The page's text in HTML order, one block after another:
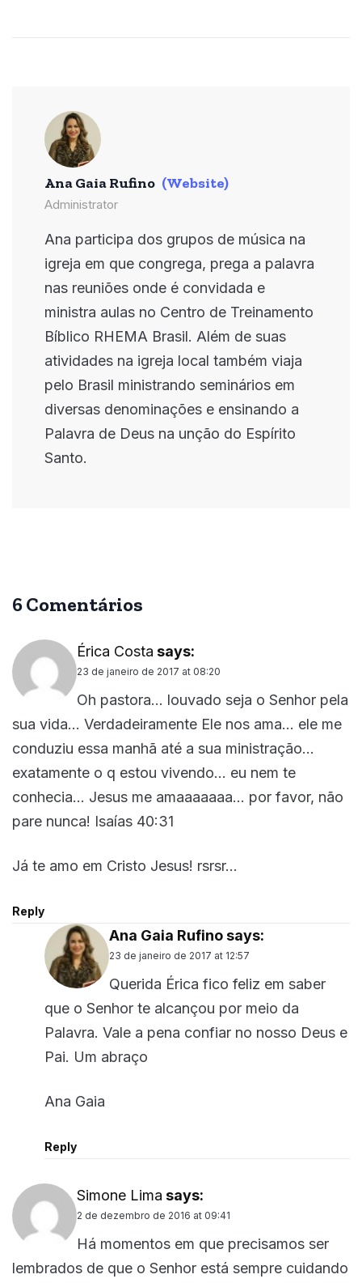
Ana Gaia Rufino (Website)
Administrator
Ana participa dos grupos de música na
igreja em que congrega, prega a palavra
nas reuniões onde é convidada e
ministra aulas no Centro de Treinamento
Bíblico RHEMA Brasil. Além de suas
atividades na igreja local também viaja
pelo Brasil ministrando seminários em
diversas denominações e ensinando a
Palavra de Deus na unção do Espírito
Santo.
6 Comentários
Érica Costa says:
23 de janeiro de 2017 at 08:20
Oh pastora… louvado seja o Senhor pela
sua vida… Verdadeiramente Ele nos ama… ele me
conduziu essa manhã até a sua ministração…
exatamente o q estou vivendo… eu nem te
conhecia… Jesus me amaaaaaaa… por favor, não
pare nunca! Isaías 40:31
Já te amo em Cristo Jesus! rsrsr…
Reply
Ana Gaia Rufinosays:
23 de janeiro de 2017 at 12:57
Querida Érica fico feliz em saber
que o Senhor te alcançou por meio da
Palavra. Vale a pena confiar no nosso Deus e
Pai. Um abraço
Ana Gaia
Reply
Simone Lima says:
2 de dezembro de 2016 at 09:41
Há momentos em que precisamos ser
lembrados de que o Senhor está sempre cuidando